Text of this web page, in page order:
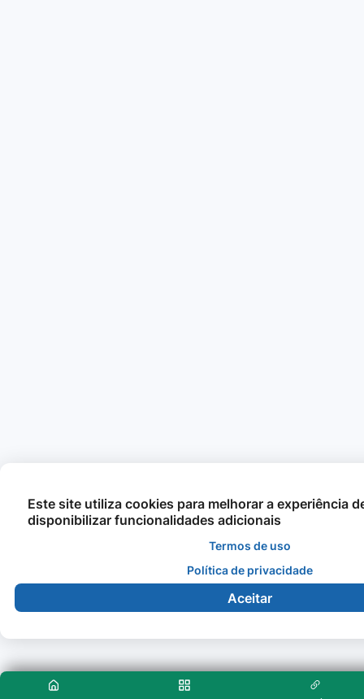
Este site utiliza cookies para melhorar a experiência
disponibilizar funcionalidades adicionais
Termos de uso
Política de privacidade
Aceitar